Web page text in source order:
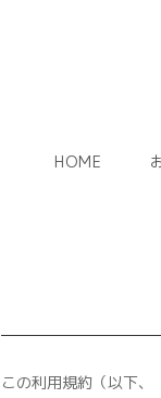
HOME
この利用規約（以下